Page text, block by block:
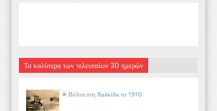
Τα καλύτερα των τελευταίων 30 ημερών
Βόλτα στη Χαλκίδα το 1910